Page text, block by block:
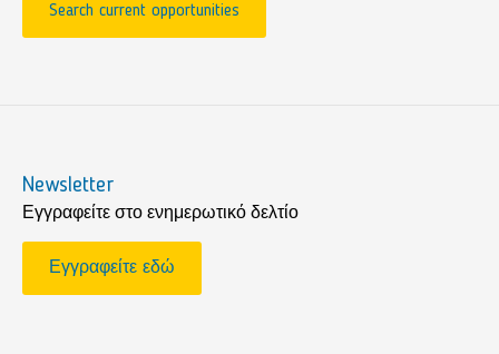
Search current opportunities
Newsletter
Εγγραφείτε στο ενημερωτικό δελτίο
Εγγραφείτε εδώ